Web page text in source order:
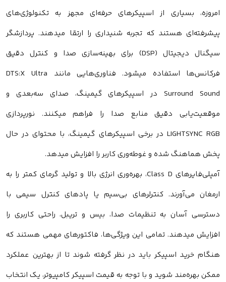
امروزه، بسیاری از اسپیکرهای حرفه‌ای مجهز به تکنولوژی‌های
پیشرفته‌ای هستند که تجربه شنیداری را ارتقا میدهند. پردازشگر
سیگنال دیجیتال (DSP) برای بهینه‌سازی صدا و کنترل دقیق
فرکانس‌ها استفاده میشود. فناوری‌هایی مانند DTS:X Ultra
Surround Sound در اسپیکرهای گیمینگ، صدای سه‌بعدی و
موقعیت‌یابی دقیق منابع صدا را فراهم میکنند. نورپردازی
LIGHTSYNC RGB در برخی اسپیکرهای گیمینگ، با محتوای در حال
پخش هماهنگ شده و غوطه‌وری کاربر را افزایش میدهد.
آمپلی‌فایرهای Class D، بهره‌وری انرژی بالا و تولید گرمای کمتر را به
ارمغان می‌آورند. کنترلرهای بی‌سیم یا پادهای کنترل سیمی با
دسترسی آسان به تنظیمات صدا، بیس و تریبل، راحتی کاربری را
افزایش میدهند. تمامی این ویژگی‌ها، فاکتورهای مهمی هستند که
هنگام خرید اسپیکر باید در نظر گرفته شوند تا از بهترین عملکرد
ممکن بهره‌مند شوید و با توجه به قیمت اسپیکر کامپیوتر، یک انتخاب